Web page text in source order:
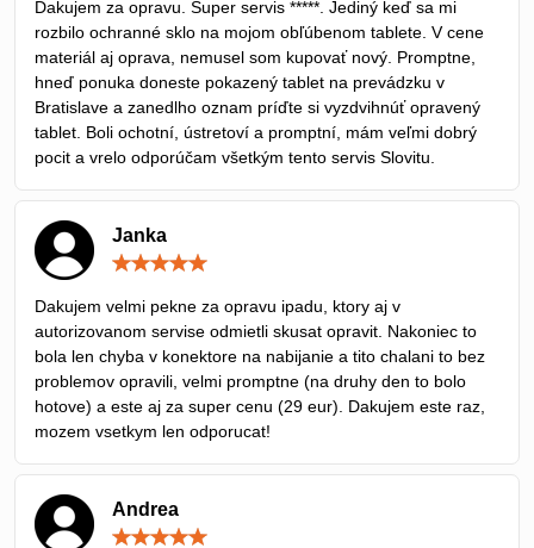
5
Ďakujem za opravu. Super servis *****. Jediný keď sa mi
rozbilo ochranné sklo na mojom obľúbenom tablete. V cene
materiál aj oprava, nemusel som kupovať nový. Promptne,
hneď ponuka doneste pokazený tablet na prevádzku v
Bratislave a zanedlho oznam príďte si vyzdvihnúť opravený
tablet. Boli ochotní, ústretoví a promptní, mám veľmi dobrý
pocit a vrelo odporúčam všetkým tento servis Slovitu.
Janka
5
Dakujem velmi pekne za opravu ipadu, ktory aj v
autorizovanom servise odmietli skusat opravit. Nakoniec to
bola len chyba v konektore na nabijanie a tito chalani to bez
problemov opravili, velmi promptne (na druhy den to bolo
hotove) a este aj za super cenu (29 eur). Dakujem este raz,
mozem vsetkym len odporucat!
Andrea